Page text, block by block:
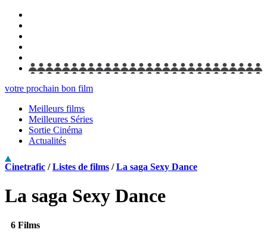
votre prochain bon film
Meilleurs films
Meilleures Séries
Sortie Cinéma
Actualités
Cinetrafic /Listes de films /La saga Sexy Dance
La saga Sexy Dance
6 Films